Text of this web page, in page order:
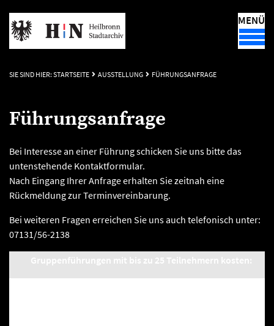
MENÜ
SIE SIND HIER: STARTSEITE AUSSTELLUNG FÜHRUNGSANFRAGE
Führungsanfrage
Bei Interesse an einer Führung schicken Sie uns bitte das
untenstehende Kontaktformular.
Nach Eingang Ihrer Anfrage erhalten Sie zeitnah eine
Rückmeldung zur Terminvereinbarung.
Bei weiteren Fragen erreichen Sie uns auch telefonisch unter:
07131/56-2138
Gruppenführungen mit bis zu 25 Teilnehmern kosten: